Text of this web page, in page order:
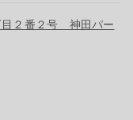
目２番２号 神田パー